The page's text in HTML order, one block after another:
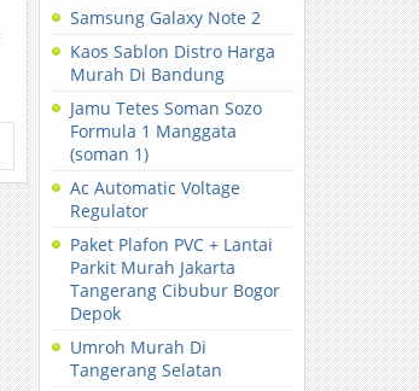
Samsung Galaxy Note 2
Kaos Sablon Distro Harga
Murah Di Bandung
Jamu Tetes Soman Sozo
Formula 1 Manggata
(soman 1)
Ac Automatic Voltage
Regulator
Paket Plafon PVC + Lantai
Parkit Murah Jakarta
Tangerang Cibubur Bogor
Depok
Umroh Murah Di
Tangerang Selatan